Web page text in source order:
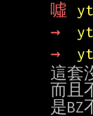
噓
→
→
這套
而且